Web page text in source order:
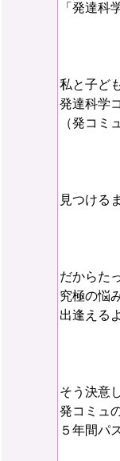
「発達科
私と子ど
発達科学
（発コミ
見つける
だからた
究極の悩
出逢える
そう決意
発コミュ
５年間パ